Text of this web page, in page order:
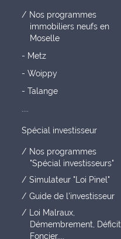
Nos programmes
immobiliers neufs en
Moselle
- Metz
- Woippy
- Talange
Spécial investisseur
Nos programmes
"Spécial investisseurs"
Simulateur "Loi Pinel"
Guide de l'investisseur
Loi Malraux,
Démembrement, Déficit
Foncier....